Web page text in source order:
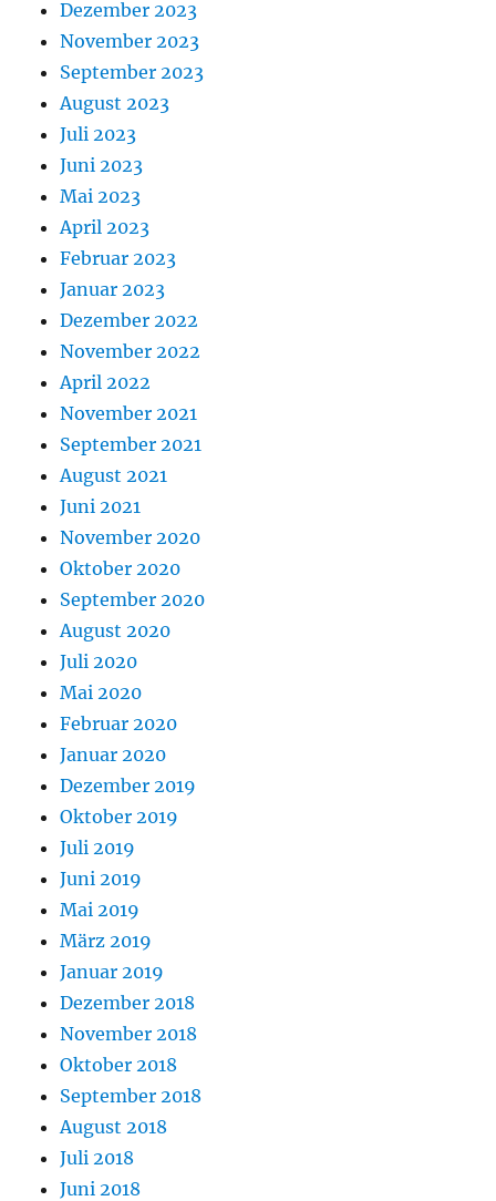
Dezember 2023
November 2023
September 2023
August 2023
Juli 2023
Juni 2023
Mai 2023
April 2023
Februar 2023
Januar 2023
Dezember 2022
November 2022
April 2022
November 2021
September 2021
August 2021
Juni 2021
November 2020
Oktober 2020
September 2020
August 2020
Juli 2020
Mai 2020
Februar 2020
Januar 2020
Dezember 2019
Oktober 2019
Juli 2019
Juni 2019
Mai 2019
März 2019
Januar 2019
Dezember 2018
November 2018
Oktober 2018
September 2018
August 2018
Juli 2018
Juni 2018